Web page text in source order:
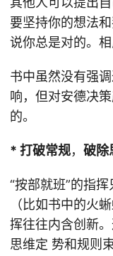
要坚持你的想法
说你总是对的。
书中虽然没有强
响，但对安德决
的。
* 打破常规， 破除
“按部就班”的指
（比如书中的火
挥往往内含创新
思维定 势和规则